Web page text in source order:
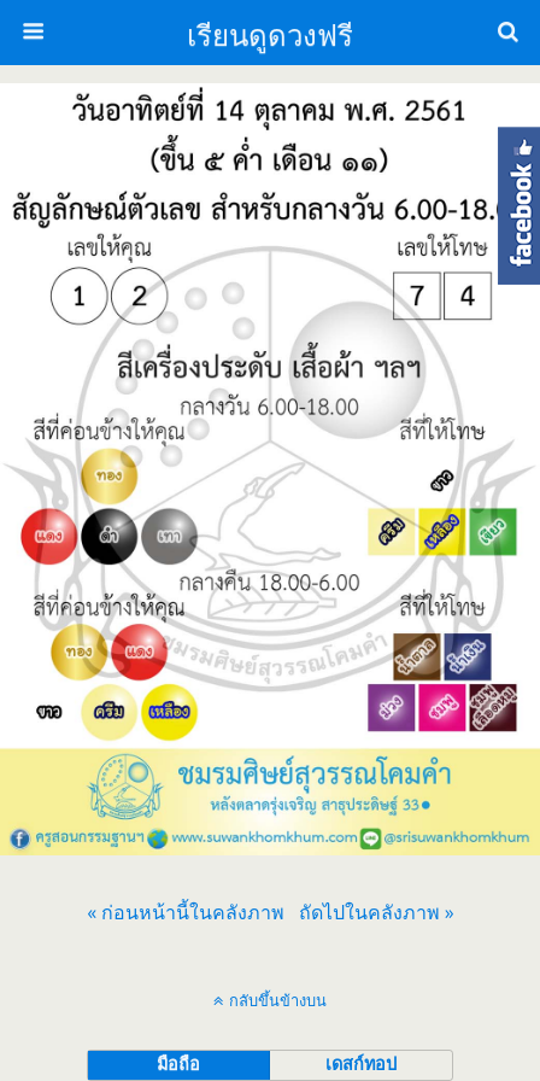
เรียนดูดวงฟรี
« ก่อนหน้านี้ในคลังภาพ ถัดไปในคลังภาพ »
กลับขึ้นข้างบน
มือถือ เดสก์ทอป